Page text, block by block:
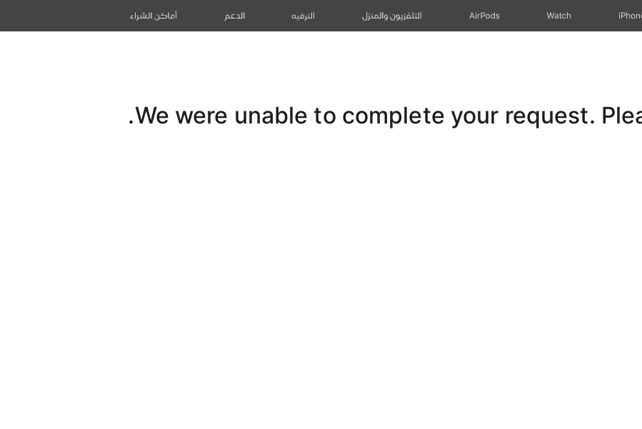
Watch
AirPods التلفزيون والمنزل الترفيه الدعم أماكن الشراء
We were unable to complete your request.